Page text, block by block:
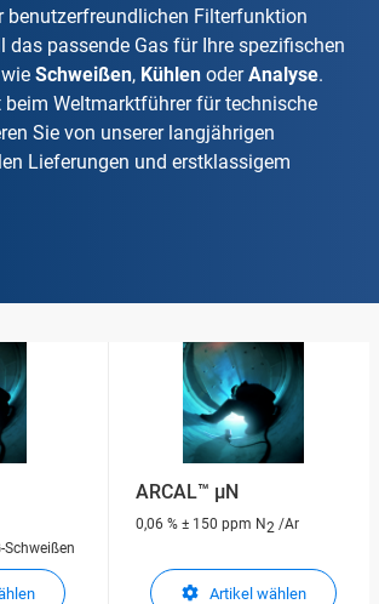
benutzerfreundlichen Filterfunktion
das passende Gas für Ihre spezifischen
Schweißen, Kühlen oderAnalyse.
beim Weltmarktführer für technische
Sie von unserer langjährigen
Lieferungen und erstklassigem
ARCAL™ μN
0,06 % ± 150 ppm N2 /Ar
Artikel wählen